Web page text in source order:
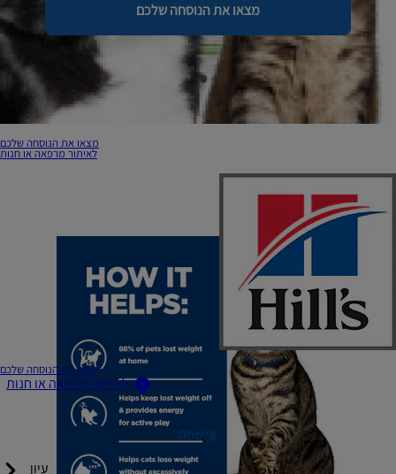
מצאו את הנוסחה שלכם
מצאו את הנוסחה שלכם
לאיתור מרפאה או חנות
מצאו את הנוסחה שלכם
לאיתור מרפאה או חנות
שפה
עיון